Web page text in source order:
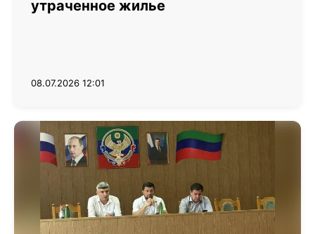
утраченное жилье
08.07.2026 12:01